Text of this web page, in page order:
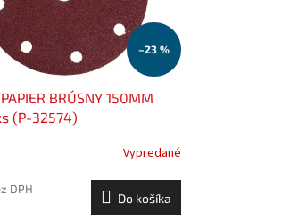
–23 %
BRÚSNY 150MM
(P-32574)
Vypredané
DPH
Do košíka